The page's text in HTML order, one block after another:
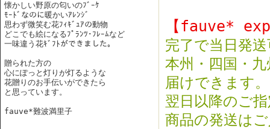
懐かしい野原の匂いのﾌﾞｰｹ
ﾓｰﾄﾞなのに暖かいｱﾚﾝｼﾞ
思わず微笑む花ﾌｨｷﾞｭｱの動物
どこでも絵になるﾌﾟﾗﾝﾂ･ﾌﾚｰﾑなど
一味違う花ｷﾞﾌﾄができました。
贈られた方の
心にぽっと灯りが灯るような
花贈りのお手伝いができたら
と思っています。
fauve*難波満里子
【fauve*
完了で当日発
本州・四国・
届けできます。
翌日以降のご
商品の発送は